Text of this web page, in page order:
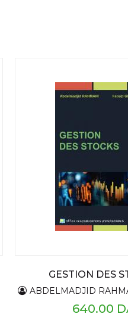
GESTION DES
ABDELMADJID RAHMANI -
640.00